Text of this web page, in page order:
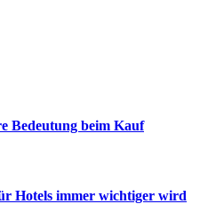
Bedeutung beim Kauf
Hotels immer wichtiger wird